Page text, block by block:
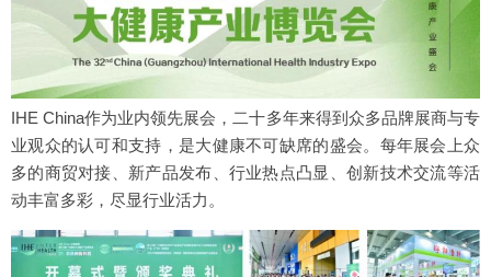
IHE China作为业内领先展会，二十多年来得到众多品牌展商与专
业观众的认可和支持，是大健康不可缺席的盛会。每年展会上众
多的商贸对接、新产品发布、行业热点凸显、创新技术交流等活
动丰富多彩，尽显行业活力。